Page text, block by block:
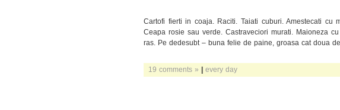
Cartofi fierti in coaja. Raciti. Taiati cuburi. Amestecati cu
Ceapa rosie sau verde. Castraveciori murati. Maioneza
ras. Pe dedesubt – buna felie de paine, groasa cat doua
19 comments » | every day